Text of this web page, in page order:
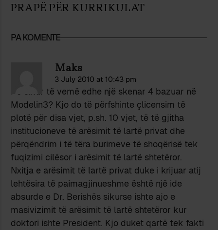
PRAPË PËR KURRIKULAT
PA KOMENTE
Maks
3 July 2010 at 10:43 pm
Po sikur të vemë edhe një skenar 4 bazuar në
Modelin3? Kjo do të përfshinte çlicensim të
plotë për disa vjet, p.sh. 10 vjet, të të gjitha
institucioneve të arësimit të lartë privat dhe
përqëndrim i të tëra burimeve të shoqërisë tek
fuqizimi cilësor i arësimit të lartë shtetëror.
Nxitja e arësimit të lartë privat duke i krijuar atij
lehtësira të paimagjinueshme është një ide
absurde e Dr. Berishës sikurse ishte ajo e
masivizimit të arësimit të lartë shtetëror kur
doktori ishte President. Kjo duket qartë tek fakti